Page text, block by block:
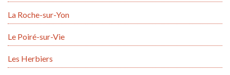
La Roche-sur-Yon
Le Poiré-sur-Vie
Les Herbiers